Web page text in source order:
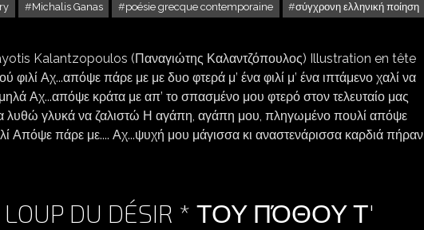
Michalis Ganas poésie grecque contemporaine
σύγχρονη ελληνική ποίηση
Kalantzopoulos (Παναγιώτης Καλαντζόπουλος) Illustration en tête
Αχ...απόψε πάρε με με δυο φτερά μ’ ένα φιλί μ’ ένα ιπτάμενο χαλί να
Αχ...απόψε κράτα με απ’ το σπασμένο μου φτερό στον τελευταίο μας
λυθώ γλυκά να ζαλιστώ Η αγάπη, αγάπη μου, πληγωμένο πουλί απόψε
Απόψε πάρε με.... Αχ...ψυχή μου μάγισσα κι αναστενάρισσα καρδιά πήραν
LOUP DU DÉSIR * ΤΟΥ ΠΌΘΟΥ Τ'